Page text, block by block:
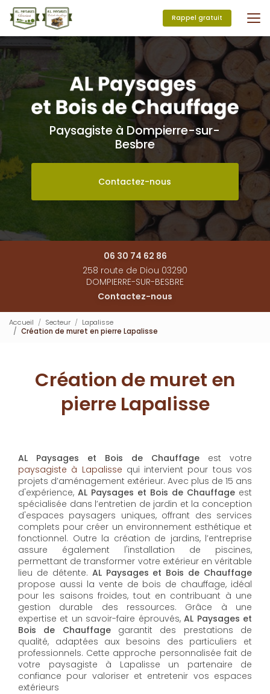
Aller
au
contenu
principal
Rappel gratuit
Paysagiste à Dompierre-sur-
Besbre
Contactez-nous
06 30 74 62 86
258 route de Diou 03290
DOMPIERRE-SUR-BESBRE
Contactez-nous
Accueil Secteur
Lapalisse
Création de muret en pierre Lapalisse
Création de muret en
pierre Lapalisse
AL Paysages et Bois de Chauffage est votre
paysagiste à Lapalisse qui intervient pour tous vos
projets d’aménagement extérieur. Avec plus de 15 ans
d'expérience, AL Paysages et Bois de Chauffage est
spécialisée dans l’entretien de jardin et la conception
d'espaces paysagers uniques, offrant des services
complets pour créer un environnement esthétique et
fonctionnel. Outre la création de jardins, l’entreprise
assure également l'installation de piscines,
permettant de transformer votre extérieur en véritable
lieu de détente. AL Paysages et Bois de Chauffage
propose aussi la vente de bois de chauffage, idéal
pour les saisons froides, tout en contribuant à une
gestion durable des ressources. Grâce à une
expertise et un savoir-faire éprouvés,AL Paysages et
Bois de Chauffagegarantit des prestations de
qualité, adaptées aux besoins des particuliers et
professionnels. Cette approche personnalisée fait de
votre paysagiste à Lapalisse un partenaire de
confiance pour valoriser et entretenir vos espaces
extérieurs